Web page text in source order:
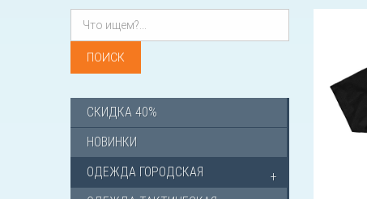
СКИДКА 40%
НОВИНКИ
ОДЕЖДА ГОРОДСКАЯ